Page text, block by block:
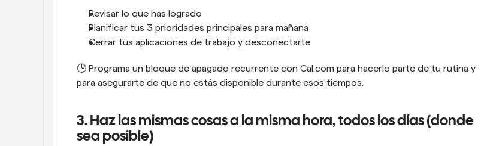
Revisar lo que has logrado
Planificar tus 3 prioridades principales para mañana
Cerrar tus aplicaciones de trabajo y desconectarte
🕒 Programa un bloque de apagado recurrente con Cal.com para hacerlo parte de tu rutina y
para asegurarte de que no estás disponible durante esos tiempos.
3. Haz las mismas cosas a la misma hora, todos los días (donde
sea posible)